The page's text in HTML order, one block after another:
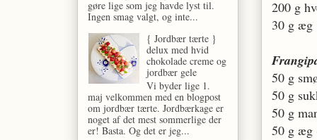
200 g
30 g æg
50 g
50 g
50 g
50 g æg
gøre lige som jeg havde lyst til.
Ingen smag valgt, og inte...
{ Jordbær tærte }
delux med hvid
chokolade creme og
jordbær gele
Vi byder lige 1.
maj velkommen med en blogpost
om jordbær tærte. Jordbærkage er
noget af det mest sommerlige der
er! Basta. Og det er jeg...